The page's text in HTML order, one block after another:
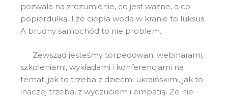
pozwala na zrozumienie, co jest ważne, a co
popierdułką. I że ciepła woda w kranie to luksus.
A brudny samochód to nie problem.
Zewsząd jesteśmy torpedowani webinarami,
szkoleniami, wykładami i konferencjami na
temat, jak to trzeba z dziećmi ukraińskimi, jak to
inaczej trzeba, z wyczuciem i empatią. Że nie